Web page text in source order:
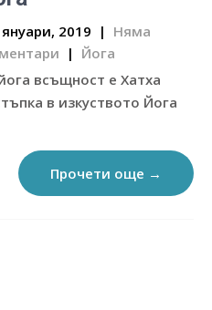
2019 | Няма
| Йога
всъщност е Хатха
в изкуството Йога
Прочети още →